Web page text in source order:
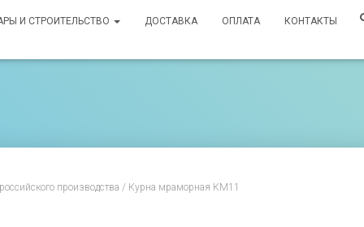
И СТРОИТЕЛЬСТВО ДОСТАВКА ОПЛАТА КОНТАКТЫ
производства / Курна мраморная КМ11